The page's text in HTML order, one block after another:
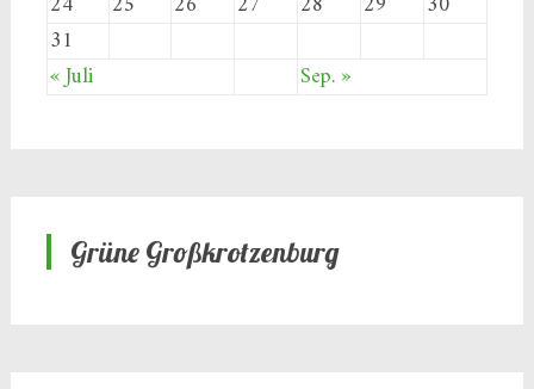
31
« Juli
Sep. »
Grüne Großkrotzenburg